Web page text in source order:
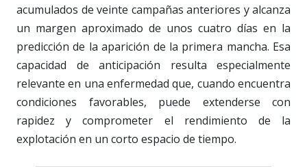
acumulados de veinte campañas anteriores y alcanza
un margen aproximado de unos cuatro días en la
predicción de la aparición de la primera mancha. Esa
capacidad de anticipación resulta especialmente
relevante en una enfermedad que, cuando encuentra
condiciones favorables, puede extenderse con
rapidez y comprometer el rendimiento de la
explotación en un corto espacio de tiempo.